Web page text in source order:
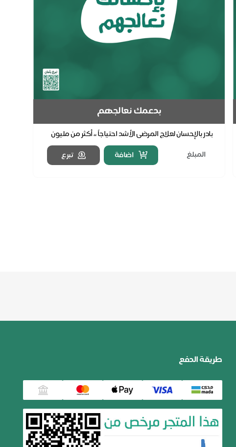
بدعمك نعالجهم
بادر بالإحسان لعلاج المرضى الأشد احتياجاً ،، أكثر من مليون
مستفيدٍ كان لعطائكم الأثر بشفائهم .. قال ...
اضافة تبرع
طريقة الدفع